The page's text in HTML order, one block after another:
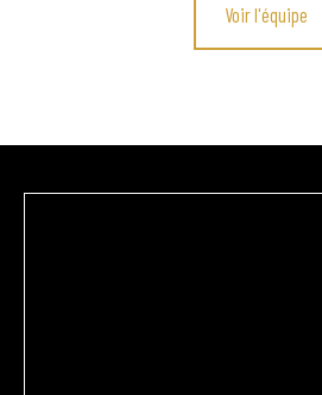
Voir l'équipe